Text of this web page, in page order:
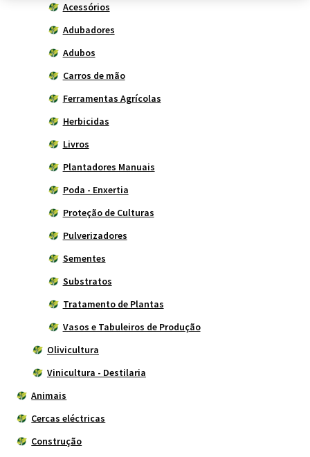
Acessórios
Adubadores
Adubos
Carros de mão
Ferramentas Agrícolas
Herbicidas
Livros
Plantadores Manuais
Poda - Enxertia
Proteção de Culturas
Pulverizadores
Sementes
Substratos
Tratamento de Plantas
Vasos e Tabuleiros de Produção
Olivicultura
Vinicultura - Destilaria
Animais
Cercas eléctricas
Construção